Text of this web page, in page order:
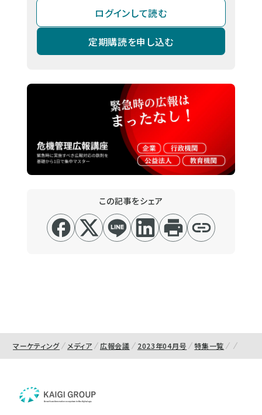
ログインして読む
定期購読を申し込む
この記事をシェア
マーケティング メディア 広報会議 2023年04月号 特集一覧